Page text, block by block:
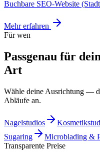
Buchbare SEO-Website
Mehr erfahren
Für wen
Passgenau für
Art
Wähle deine Ausrichtung —
Abläufe an.
Nagelstudios
Sugaring
Microblading &
Transparente Preise